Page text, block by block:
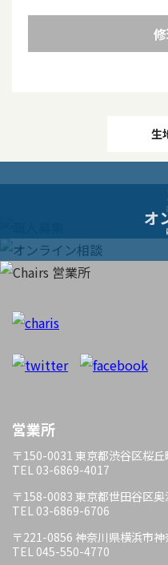
稿
ビ
ー
シ
ョ
ン
生
オ
営業所
〒150-0031 東京都渋谷区桜
TEL 03-6869-4017
〒158-0083 東京都世田谷区
TEL 03-6869-6706
〒221-0856 神奈川県横浜市
TEL 045-550-4770